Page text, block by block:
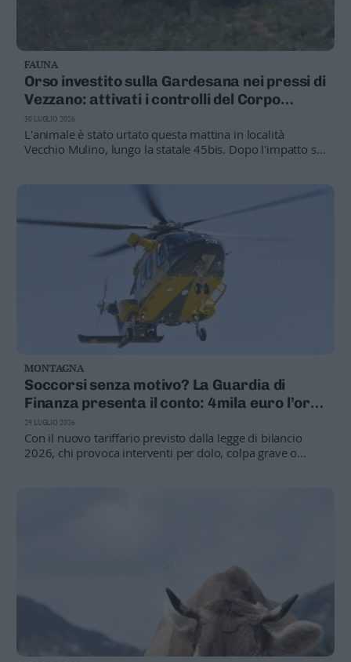
FAUNA
Orso investito sulla Gardesana nei pressi di
Vezzano: attivati i controlli del Corpo
forestale
L'animale è stato urtato questa mattina in località
Vecchio Mulino, lungo la statale 45bis. Dopo l'impatto si
30 LUGLIO 2026
MONTAGNA
Soccorsi senza motivo? La Guardia di
Finanza presenta il conto: 4mila euro l’ora
per l’elicottero
Con il nuovo tariffario previsto dalla legge di bilancio
2026, chi provoca interventi per dolo, colpa grave o
29 LUGLIO 2026